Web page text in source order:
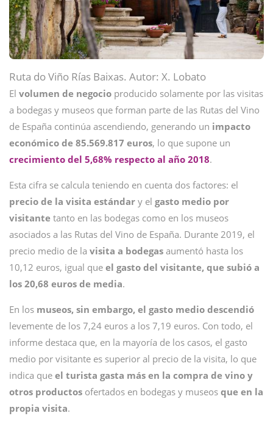
Ruta do Viño Rías Baixas. Autor: X. Lobato
El volumen de negocio producido solamente por las visitas
a bodegas y museos que forman parte de las Rutas del Vino
de España continúa ascendiendo, generando un impacto
económico de 85.569.817 euros, lo que supone un
crecimiento del 5,68% respecto al año 2018.
Esta cifra se calcula teniendo en cuenta dos factores: el
precio de la visita estándar y el gasto medio por
visitante tanto en las bodegas como en los museos
asociados a las Rutas del Vino de España. Durante 2019, el
precio medio de la visita a bodegas aumentó hasta los
10,12 euros, igual que el gasto del visitante, que subió a
los 20,68 euros de media.
En los museos, sin embargo, el gasto medio descendió
levemente de los 7,24 euros a los 7,19 euros. Con todo, el
informe destaca que, en la mayoría de los casos, el gasto
medio por visitante es superior al precio de la visita, lo que
indica que el turista gasta más en la compra de vino y
otros productos ofertados en bodegas y museos que en la
propia visita.